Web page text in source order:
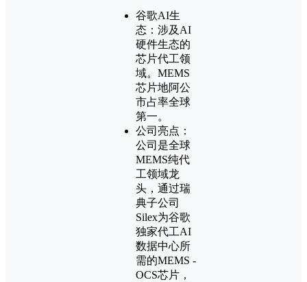
谷歌AI生
态：涉及AI
硬件生态的
芯片代工领
域。MEMS
芯片地阿公
市占率全球
第一。
公司亮点：
公司是全球
MEMS纯代
工领域龙
头，通过瑞
典子公司
Silex为谷歌
独家代工AI
数据中心所
需的MEMS -
OCS芯片，